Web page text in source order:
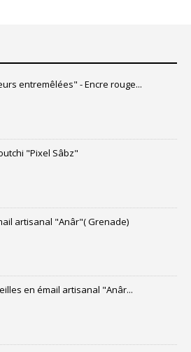
entremêlées" - Encre rouge...
"Pixel Sâbz"
artisanal "Anâr"( Grenade)
en émail artisanal "Anâr...